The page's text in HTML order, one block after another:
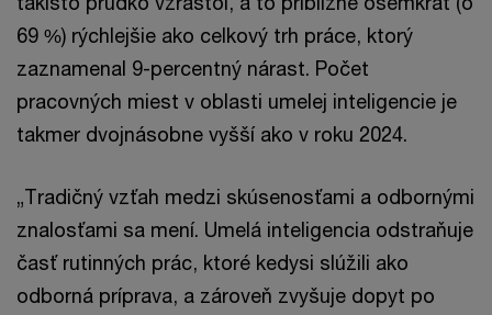
69 %) rýchlejšie ako celkový trh práce, ktorý
zaznamenal 9-percentný nárast. Počet
pracovných miest v oblasti umelej inteligencie je
takmer dvojnásobne vyšší ako v roku 2024.
„Tradičný vzťah medzi skúsenosťami a odbornými
znalosťami sa mení. Umelá inteligencia odstraňuje
časť rutinných prác, ktoré kedysi slúžili ako
odborná príprava, a zároveň zvyšuje dopyt po